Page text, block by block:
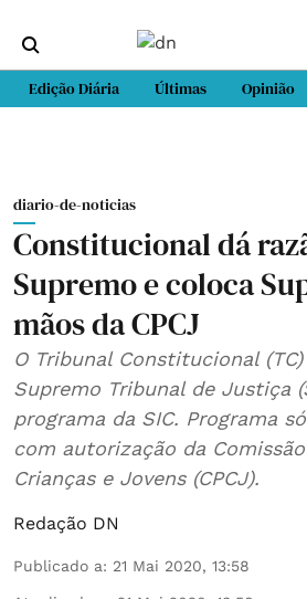
Edição Diária Últimas Opinião
diario-de-noticias
Constitucional dá
Supremo e coloca
mãos da CPCJ
O Tribunal Constitucional
Supremo Tribunal de Justiça
programa da SIC. Programa
com autorização da
Crianças e Jovens (CPCJ).
Redação DN
Publicado a: 21 Mai 2020, 13:58